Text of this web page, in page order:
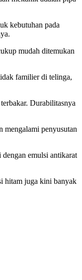
kebutuhan pada
mudah ditemukan
familier di telinga,
Durabilitasnya
mengalami penyusutan
emulsi antikarat
hitam juga kini banyak